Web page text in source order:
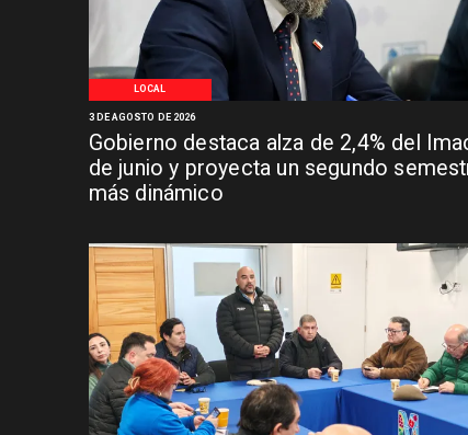
LOCAL
Gobierno destaca alza de 2,4% del
de junio y proyecta un segundo
más dinámico
3 DE AGOSTO DE 2026